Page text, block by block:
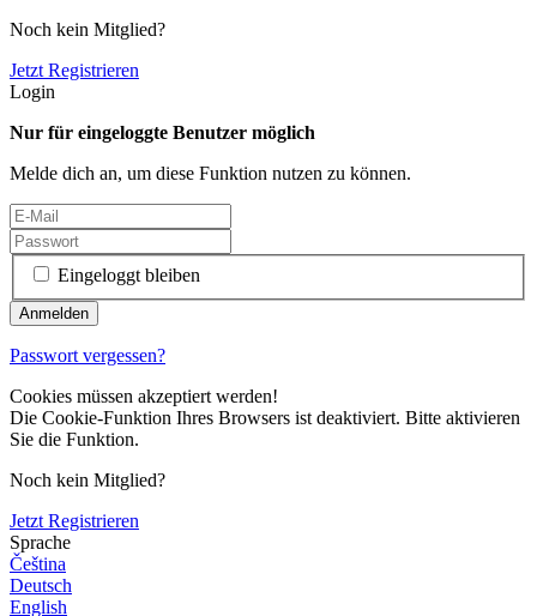
Noch kein Mitglied?
Jetzt Registrieren
Login
Nur für eingeloggte Benutzer möglich
Melde dich an, um diese Funktion nutzen zu können.
Eingeloggt bleiben
Passwort vergessen?
Cookies müssen akzeptiert werden!
Die Cookie-Funktion Ihres Browsers ist deaktiviert. Bitte aktivieren
Sie die Funktion.
Noch kein Mitglied?
Jetzt Registrieren
Sprache
Čeština
Deutsch
English